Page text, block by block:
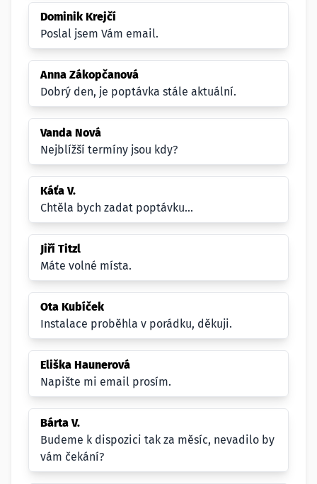
Dominik Krejčí
Poslal jsem Vám email.
Anna Zákopčanová
Dobrý den, je poptávka stále aktuální.
Vanda Nová
Nejblížší termíny jsou kdy?
Káťa V.
Chtěla bych zadat poptávku...
Jiří Titzl
Máte volné místa.
Ota Kubíček
Instalace proběhla v porádku, děkuji.
Eliška Haunerová
Napište mi email prosím.
Bárta V.
Budeme k dispozici tak za měsíc, nevadilo by
vám čekání?